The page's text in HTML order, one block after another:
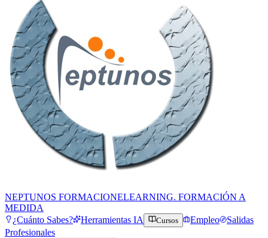
NEPTUNOS FORMACIONELEARNING. FORMACIÓN A
MEDIDA
¿Cuánto Sabes?
Herramientas IA Cursos Empleo
Salidas
Profesionales